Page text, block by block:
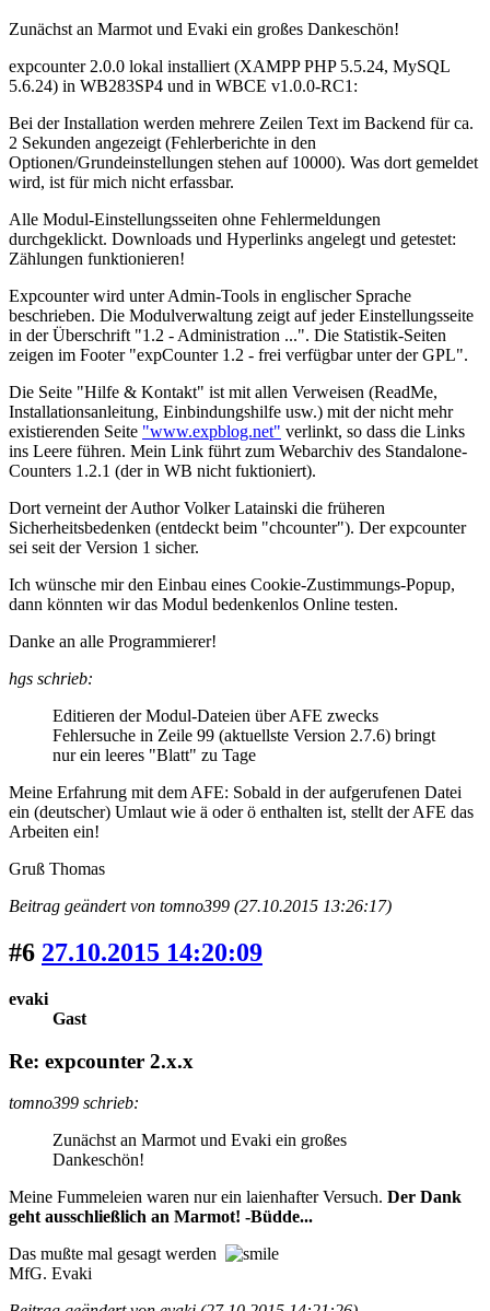
Zunächst an Marmot und Evaki ein großes Dankeschön!
expcounter 2.0.0 lokal installiert (XAMPP PHP 5.5.24, MySQL
5.6.24) in WB283SP4 und in WBCE v1.0.0-RC1:
Bei der Installation werden mehrere Zeilen Text im Backend für ca.
2 Sekunden angezeigt (Fehlerberichte in den
Optionen/Grundeinstellungen stehen auf 10000). Was dort gemeldet
wird, ist für mich nicht erfassbar.
Alle Modul-Einstellungsseiten ohne Fehlermeldungen
durchgeklickt. Downloads und Hyperlinks angelegt und getestet:
Zählungen funktionieren!
Expcounter wird unter Admin-Tools in englischer Sprache
beschrieben. Die Modulverwaltung zeigt auf jeder Einstellungsseite
in der Überschrift "1.2 - Administration ...". Die Statistik-Seiten
zeigen im Footer "expCounter 1.2 - frei verfügbar unter der GPL".
Die Seite "Hilfe & Kontakt" ist mit allen Verweisen (ReadMe,
Installationsanleitung, Einbindungshilfe usw.) mit der nicht mehr
existierenden Seite "www.expblog.net" verlinkt, so dass die Links
ins Leere führen. Mein Link führt zum Webarchiv des Standalone-
Counters 1.2.1 (der in WB nicht fuktioniert).
Dort verneint der Author Volker Latainski die früheren
Sicherheitsbedenken (entdeckt beim "chcounter"). Der expcounter
sei seit der Version 1 sicher.
Ich wünsche mir den Einbau eines Cookie-Zustimmungs-Popup,
dann könnten wir das Modul bedenkenlos Online testen.
Danke an alle Programmierer!
hgs schrieb:
Editieren der Modul-Dateien über AFE zwecks
Fehlersuche in Zeile 99 (aktuellste Version 2.7.6) bringt
nur ein leeres "Blatt" zu Tage
Meine Erfahrung mit dem AFE: Sobald in der aufgerufenen Datei
ein (deutscher) Umlaut wie ä oder ö enthalten ist, stellt der AFE das
Arbeiten ein!
Gruß Thomas
Beitrag geändert von tomno399 (27.10.2015 13:26:17)
#6 27.10.2015 14:20:09
evaki
Gast
Re: expcounter 2.x.x
tomno399 schrieb:
Zunächst an Marmot und Evaki ein großes
Dankeschön!
Meine Fummeleien waren nur ein laienhafter Versuch. Der Dank
geht ausschließlich an Marmot! -Büdde...
Das mußte mal gesagt werden
MfG. Evaki